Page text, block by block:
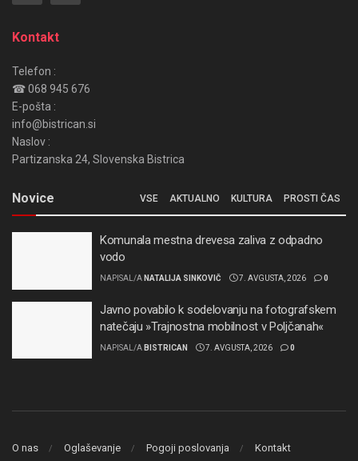
Kontakt
Telefon :
☎ 068 945 676
E-pošta :
info@bistrican.si
Naslov :
Partizanska 24, Slovenska Bistrica
Novice VSE AKTUALNO KULTURA PROSTI ČAS
Komunala mestna drevesa zaliva z odpadno
vodo
NAPISAL/A NATALIJA SINKOVIČ 7. AVGUSTA, 2026 0
Javno povabilo k sodelovanju na fotografskem
natečaju »Trajnostna mobilnost v Poljčanah«
NAPISAL/A BISTRICAN 7. AVGUSTA, 2026 0
O nas Oglaševanje Pogoji poslovanja Kontakt